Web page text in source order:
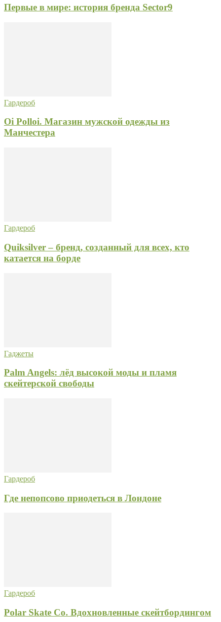
Первые в мире: история бренда Sector9
Гардероб
Oi Polloi. Магазин мужской одежды из
Манчестера
Гардероб
Quiksilver – бренд, созданный для всех, кто
катается на борде
Гаджеты
Palm Angels: лёд высокой моды и пламя
скейтерской свободы
Гардероб
Где непопсово приодеться в Лондоне
Гардероб
Polar Skate Co. Вдохновленные скейтбордингом